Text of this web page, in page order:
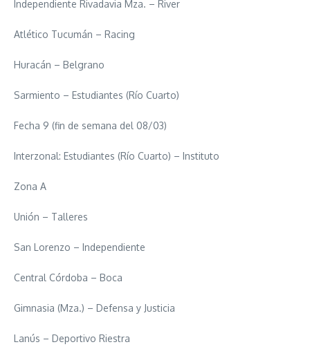
Independiente Rivadavia Mza. – River
Atlético Tucumán – Racing
Huracán – Belgrano
Sarmiento – Estudiantes (Río Cuarto)
Fecha 9 (fin de semana del 08/03)
Interzonal: Estudiantes (Río Cuarto) – Instituto
Zona A
Unión – Talleres
San Lorenzo – Independiente
Central Córdoba – Boca
Gimnasia (Mza.) – Defensa y Justicia
Lanús – Deportivo Riestra